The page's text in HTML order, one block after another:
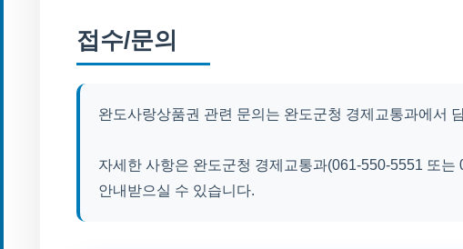
접수/문의
완도사랑상품권 관련 문의는 완도군청 경제교통과에서
자세한 사항은 완도군청 경제교통과(061-550-5551 또는
안내받으실 수 있습니다.